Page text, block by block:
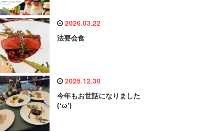
2026.03.22
法要会食
2025.12.30
今年もお世話になりました
(‘ω’)